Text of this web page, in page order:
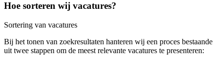
Hoe sorteren wij vacatures?
Sortering van vacatures
Bij het tonen van zoekresultaten hanteren wij een proces bestaande
uit twee stappen om de meest relevante vacatures te presenteren: